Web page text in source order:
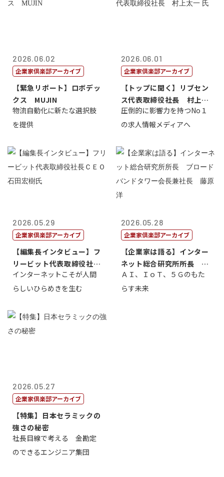
2026.06.02
企業家倶楽部アーカイブ
【緊急リポート】ロボデッ
クス MUJIN
物流自動化に新たな選択肢
を提供
2026.06.01
企業家倶楽部アーカイブ
【トップに聞く】リブセン
ス代表取締役社長 村上太
一 氏
圧倒的に影響力を持つNo１
の求人情報メディアへ
2026.05.29
企業家倶楽部アーカイブ
【編集長インタビュー】フ
リービット代表取締役社長
ＣＥＯ 石田...
インターネットこそが人間
らしいひらめきを生む
2026.05.28
企業家倶楽部アーカイブ
【企業家は語る】インター
ネット総合研究所所長 ブ
ロードバンド...
ＡＩ、ＩｏＴ、５Ｇのもた
らす未来
2026.05.27
企業家倶楽部アーカイブ
【特集】日本セラミックの
強さの秘密
社長目線で考える 金勘定
のできるエンジニア集団